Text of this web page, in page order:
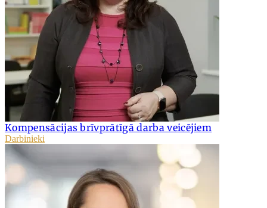
Kompensācijas brīvprātīgā darba veicējiem
Darbinieki